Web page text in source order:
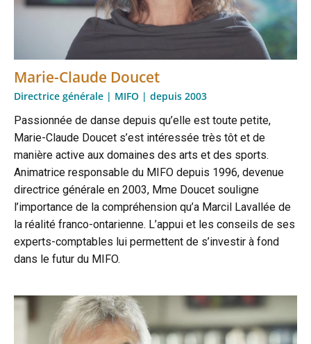
Marie-Claude Doucet
Directrice générale | MIFO | depuis 2003
Passionnée de danse depuis qu’elle est toute petite,
Marie-Claude Doucet s’est intéressée très tôt et de
manière active aux domaines des arts et des sports.
Animatrice responsable du MIFO depuis 1996, devenue
directrice générale en 2003, Mme Doucet souligne
l’importance de la compréhension qu’a Marcil Lavallée de
la réalité franco-ontarienne. L’appui et les conseils de ses
experts-comptables lui permettent de s’investir à fond
dans le futur du MIFO.